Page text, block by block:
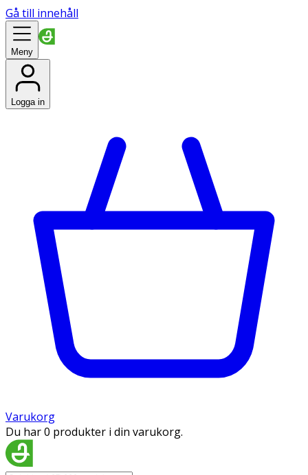
Gå till innehåll
Meny
Logga in
Varukorg
Du har 0 produkter i din varukorg.